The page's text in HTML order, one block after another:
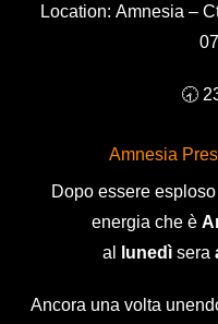
Location: Amnesia –
🕣
Amnesia
Dopo essere
energia che è
al
lunedìsera
Ancora una volta